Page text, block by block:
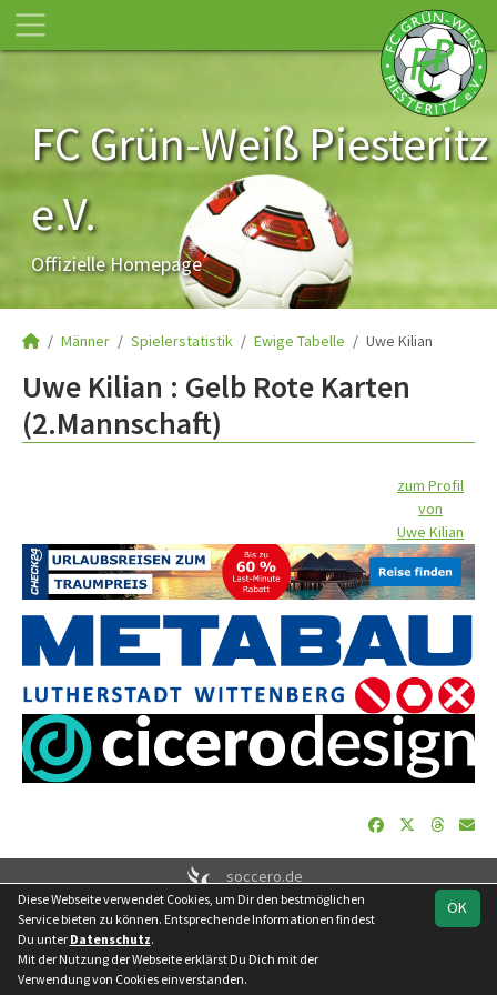
FC Grün-Weiß Piesteritz
e.V.
Offizielle Homepage
Männer Spielerstatistik Ewige Tabelle Uwe Kilian
Uwe Kilian : Gelb Rote Karten
(2.Mannschaft)
zum Profil
von
Uwe Kilian
soccero.de
© 2006 - 2026
Besucherstatistik Geburtstage Impressum
Datenschutz
Kontakt
OK
Diese Webseite verwendet Cookies, um Dir den bestmöglichen
Service bieten zu können. Entsprechende Informationen findest
Du unter Datenschutz.
Mit der Nutzung der Webseite erklärst Du Dich mit der
Verwendung von Cookies einverstanden.